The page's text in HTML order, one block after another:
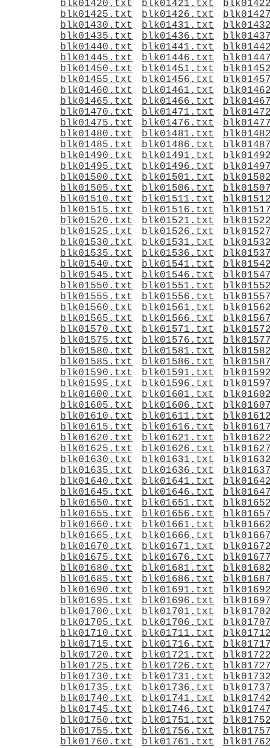
blk01420.txt
blk01421.txt
blk01425.txt
blk01426.txt
blk01430.txt
blk01431.txt
blk01435.txt
blk01436.txt
blk01440.txt
blk01441.txt
blk01445.txt
blk01446.txt
blk01450.txt
blk01451.txt
blk01455.txt
blk01456.txt
blk01460.txt
blk01461.txt
blk01465.txt
blk01466.txt
blk01470.txt
blk01471.txt
blk01475.txt
blk01476.txt
blk01480.txt
blk01481.txt
blk01485.txt
blk01486.txt
blk01490.txt
blk01491.txt
blk01495.txt
blk01496.txt
blk01500.txt
blk01501.txt
blk01505.txt
blk01506.txt
blk01510.txt
blk01511.txt
blk01515.txt
blk01516.txt
blk01520.txt
blk01521.txt
blk01525.txt
blk01526.txt
blk01530.txt
blk01531.txt
blk01535.txt
blk01536.txt
blk01540.txt
blk01541.txt
blk01545.txt
blk01546.txt
blk01550.txt
blk01551.txt
blk01555.txt
blk01556.txt
blk01560.txt
blk01561.txt
blk01565.txt
blk01566.txt
blk01570.txt
blk01571.txt
blk01575.txt
blk01576.txt
blk01580.txt
blk01581.txt
blk01585.txt
blk01586.txt
blk01590.txt
blk01591.txt
blk01595.txt
blk01596.txt
blk01600.txt
blk01601.txt
blk01605.txt
blk01606.txt
blk01610.txt
blk01611.txt
blk01615.txt
blk01616.txt
blk01620.txt
blk01621.txt
blk01625.txt
blk01626.txt
blk01630.txt
blk01631.txt
blk01635.txt
blk01636.txt
blk01640.txt
blk01641.txt
blk01645.txt
blk01646.txt
blk01650.txt
blk01651.txt
blk01655.txt
blk01656.txt
blk01660.txt
blk01661.txt
blk01665.txt
blk01666.txt
blk01670.txt
blk01671.txt
blk01675.txt
blk01676.txt
blk01680.txt
blk01681.txt
blk01685.txt
blk01686.txt
blk01690.txt
blk01691.txt
blk01695.txt
blk01696.txt
blk01700.txt
blk01701.txt
blk01705.txt
blk01706.txt
blk01710.txt
blk01711.txt
blk01715.txt
blk01716.txt
blk01720.txt
blk01721.txt
blk01725.txt
blk01726.txt
blk01730.txt
blk01731.txt
blk01735.txt
blk01736.txt
blk01740.txt
blk01741.txt
blk01745.txt
blk01746.txt
blk01750.txt
blk01751.txt
blk01755.txt
blk01756.txt
blk01760.txt
blk01761.txt